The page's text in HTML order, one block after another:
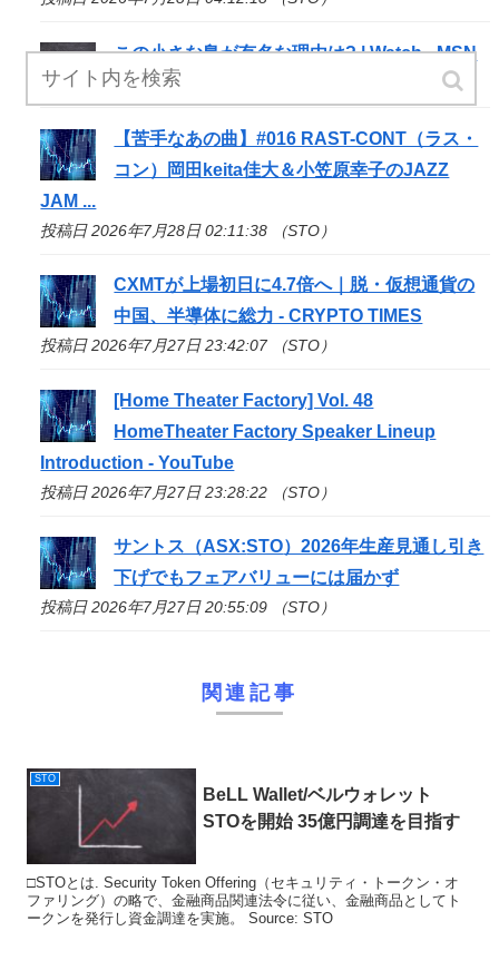
この小さな島が有名な理由は? | Watch - MSN
投稿日 2026年7月28日 02:30:09 （STO）
【苦手なあの曲】#016 RAST-CONT（ラス・
コン）岡田keita佳大＆小笠原幸子のJAZZ
JAM ...
投稿日 2026年7月28日 02:11:38 （STO）
CXMTが上場初日に4.7倍へ｜脱・仮想通貨の
中国、半導体に総力 - CRYPTO TIMES
投稿日 2026年7月27日 23:42:07 （STO）
[Home Theater Factory] Vol. 48
HomeTheater Factory Speaker Lineup
Introduction - YouTube
投稿日 2026年7月27日 23:28:22 （STO）
サントス（ASX:STO）2026年生産見通し引き
下げでもフェアバリューには届かず
投稿日 2026年7月27日 20:55:09 （STO）
関連記事
STO
BeLL Wallet/ベルウォレット
STOを開始 35億円調達を目指す
□STOとは. Security Token Offering（セキュリティ・トークン・オ
ファリング）の略で、金融商品関連法令に従い、金融商品としてト
ークンを発行し資金調達を実施。 Source: STO